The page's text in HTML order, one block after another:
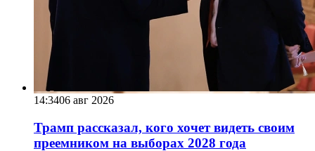
14:3406 авг 2026
Трамп рассказал, кого хочет видеть своим
преемником на выборах 2028 года